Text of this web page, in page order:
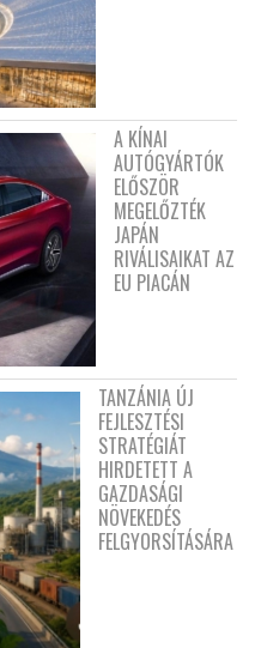
A KÍNAI
AUTÓGYÁRTÓK
ELŐSZÖR
MEGELŐZTÉK
JAPÁN
RIVÁLISAIKAT AZ
EU PIACÁN
TANZÁNIA ÚJ
FEJLESZTÉSI
STRATÉGIÁT
HIRDETETT A
GAZDASÁGI
NÖVEKEDÉS
FELGYORSÍTÁSÁRA